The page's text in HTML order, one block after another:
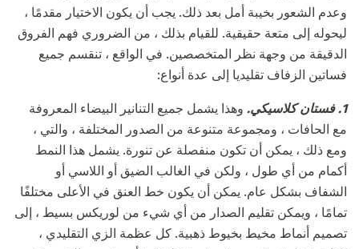
وعدم الشعور بخيبة أمل بعد ذلك. يجب أن يكون الاختيار مقدمًا ،
ليحوله إلى متعة حقيقية. للقيام بذلك ، من الضروري فهم الفروق
الدقيقة من وجهة نظر المتخصصين. في الواقع ، تنقسم جميع
فساتين الزفاف تقليديا إلى عدة أنواع:
1. فستان كلاسيكي.
وهذا يشمل جميع التنانير البيضاء المعروفة
مع الحافات ، ومجموعة متنوعة من الصدور المختلفة ، والتي ،
ومع ذلك ، يمكن أن تكون منفصلة عن تنورة. يشمل هذا النمط
أكمام من أي طول ، ولكن في الغالب الضيق أو اللاسي أو
الشفاف بشكل عام. يمكن أن يكون خط العنق في الأعلى مختلفًا
تمامًا ، ويمكن تقليم الصدار من أي شيء من لوريكس بسيط ، إلى
تصميم أنماط مخيط بخيوط ذهبية. كل عظمة الزي التقليدي ،